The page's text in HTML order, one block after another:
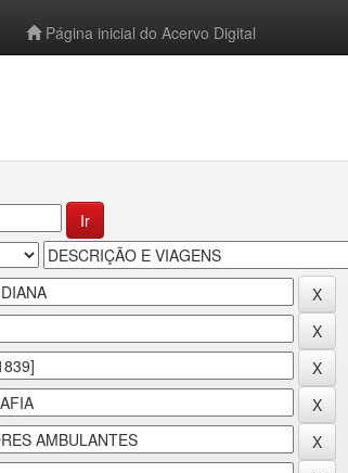
Página inicial do Acervo Digital